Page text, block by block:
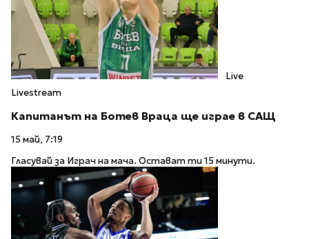
Live
Livestream
Капитанът на Ботев Враца ще играе в САЩ
15 май, 7:19
Гласувай за Играч на мача. Остават ти 15 минути.